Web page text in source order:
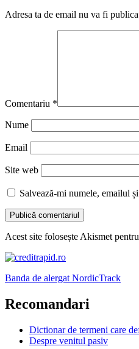
Adresa ta de email nu va fi
Comentariu *
Nume
Email
Site web
Salvează-mi numele, emailul
Acest site folosește Akismet
Banda de alergat NordicTrack
Recomandari
Dictionar de termeni care
Despre venitul pasiv